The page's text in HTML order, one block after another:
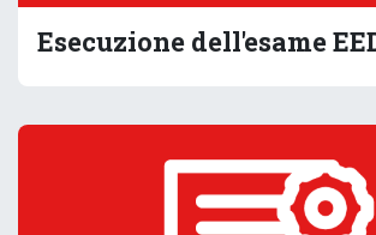
Esecuzione dell'esame